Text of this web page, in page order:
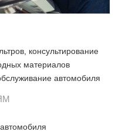
консультирование
материалов
автомобиля